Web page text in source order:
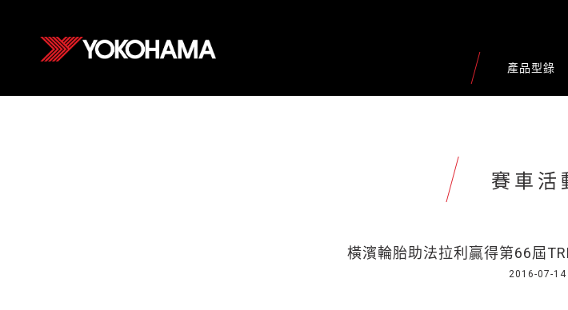
產品型錄
賽車活
橫濱輪胎助法拉利贏得第66屆
2016-07-14